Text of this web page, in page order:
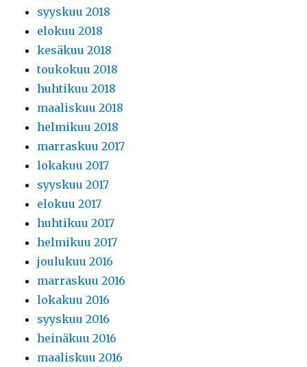
syyskuu 2018
elokuu 2018
kesäkuu 2018
toukokuu 2018
huhtikuu 2018
maaliskuu 2018
helmikuu 2018
marraskuu 2017
lokakuu 2017
syyskuu 2017
elokuu 2017
huhtikuu 2017
helmikuu 2017
joulukuu 2016
marraskuu 2016
lokakuu 2016
syyskuu 2016
heinäkuu 2016
maaliskuu 2016